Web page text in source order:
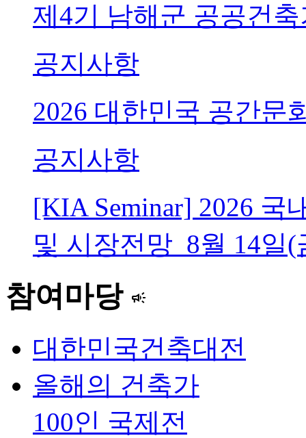
제4기 남해군 공공건
공지사항
2026 대한민국 공간문
공지사항
[KIA Seminar] 2026 국
및 시장전망_8월 14일(
참여마당 campaign
대한민국건축대전
올해의 건축가
100인 국제전